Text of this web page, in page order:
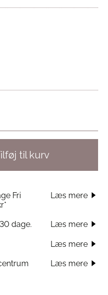
til kurv
Fri
Læs mere
dage. Læs mere
Læs mere
Læs mere